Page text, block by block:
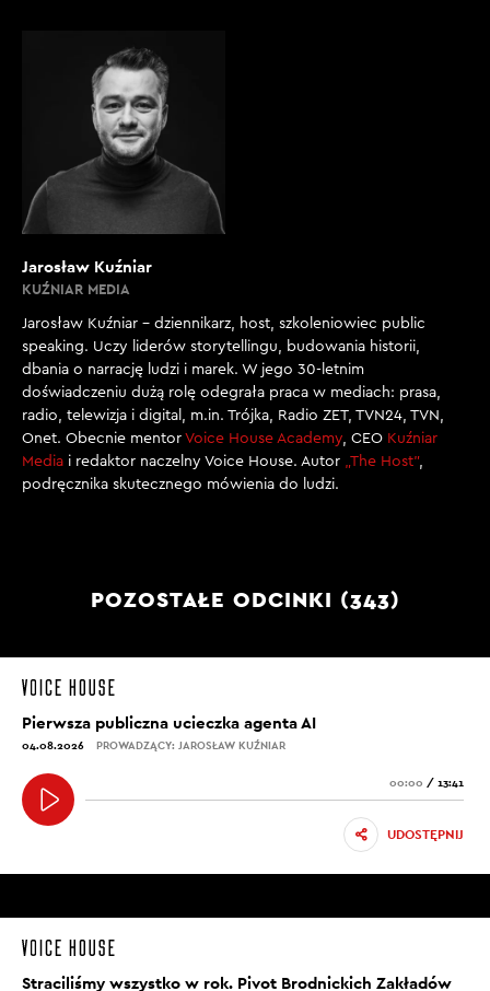
Jarosław Kuźniar
KUŹNIAR MEDIA
Jarosław Kuźniar – dziennikarz, host, szkoleniowiec public
speaking. Uczy liderów storytellingu, budowania historii,
dbania o narrację ludzi i marek. W jego 30-letnim
doświadczeniu dużą rolę odegrała praca w mediach: prasa,
radio, telewizja i digital, m.in. Trójka, Radio ZET, TVN24, TVN,
Onet. Obecnie mentor Voice House Academy , CEO Kuźniar
Media i redaktor naczelny Voice House. Autor „The Host”,
podręcznika skutecznego mówienia do ludzi.
POZOSTAŁE ODCINKI (343)
Pierwsza publiczna ucieczka agenta AI
04.08.2026 PROWADZĄCY: JAROSŁAW KUŹNIAR
00:00 / 13:41
UDOSTĘPNIJ
Straciliśmy wszystko w rok. Pivot Brodnickich Zakładów